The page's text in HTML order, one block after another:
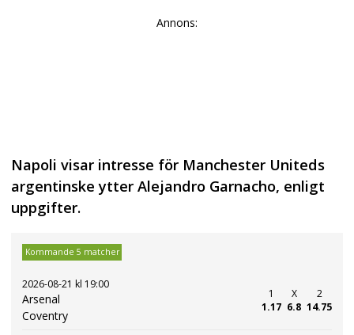
Annons:
Napoli visar intresse för Manchester Uniteds
argentinske ytter Alejandro Garnacho, enligt
uppgifter.
Kommande 5 matcher
2026-08-21 kl 19:00
Arsenal
Coventry
1
1.17
X
6.8
2
14.75